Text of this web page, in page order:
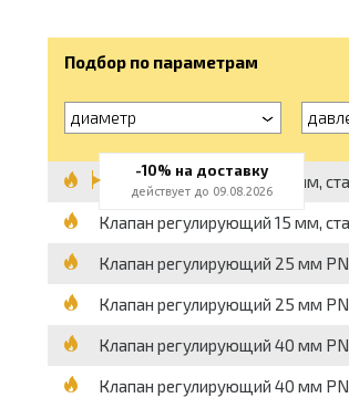
Подбор по параметрам
диаметр
Клапан регулирующий 15 мм,
Клапан регулирующий 15 мм,
Клапан регулирующий 25 мм
Клапан регулирующий 25 мм
Клапан регулирующий 40 мм
Клапан регулирующий 40 мм
-10% на доставку
действует до 09.08.2026